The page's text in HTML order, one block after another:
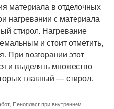
материала в отделочных
нагревании с материала
стирол. Нагревание
и стоит отметить,
При возгорании этот
и выделять множество
главный — стирол.
Пенопласт при внутреннем